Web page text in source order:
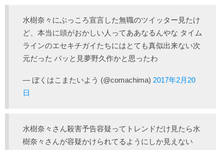
水樹奈々にぶっころ宣言した無職のツイッター見たけ
ど、本当に頭がおかしい人ってああなるんやな タイム
ラインのエセキチガイたちにはとても真似出来ない次
元だった パッと見夢野久作かと思ったわ
— ぼくはこまたいよう (@comachima) 2017年2月20
日
水樹奈々さん殺害予告容疑ってトレンドだけ見たら水
樹奈々さんが容疑かけられてるようにしか見えない